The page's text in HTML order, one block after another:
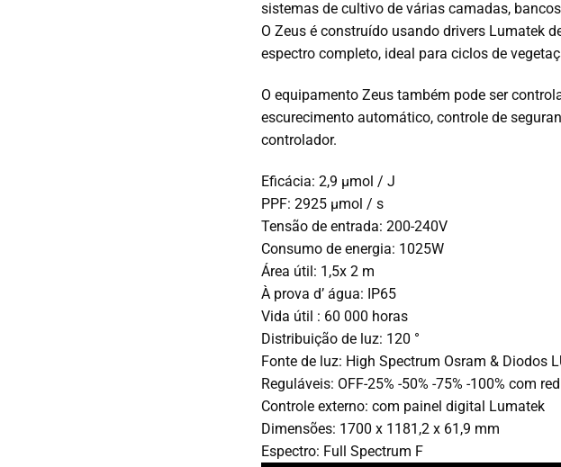
sistemas de cultivo de várias camadas,
O Zeus é construído usando drivers Lumatek
espectro completo, ideal para ciclos de
O equipamento Zeus também pode ser
escurecimento automático, controle de
controlador.
Eficácia: 2,9 µmol / J
PPF: 2925 µmol / s
Tensão de entrada: 200-240V
Consumo de energia: 1025W
Área útil: 1,5x 2 m
À prova d’água: IP65
Vida útil : 60 000 horas
Distribuição de luz: 120 °
Fonte de luz: High Spectrum Osram & Diodos
Reguláveis: OFF-25% -50% -75% -100% com
Controle externo: com painel digital Lumatek
Dimensões: 1700 x 1181,2 x 61,9 mm
Espectro: Full Spectrum F